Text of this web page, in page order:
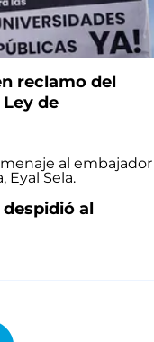
reclamo del
de
al